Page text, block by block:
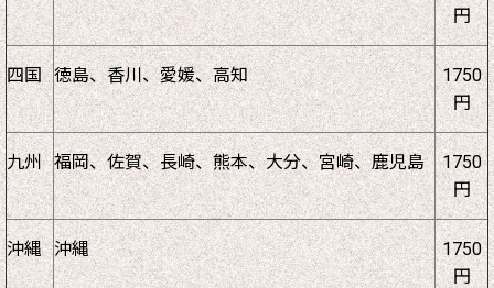
円
四国 徳島、香川、愛媛、高知
1750
円
九州 福岡、佐賀、長崎、熊本、大分、宮崎、鹿児島
1750
円
沖縄 沖縄
1750
円